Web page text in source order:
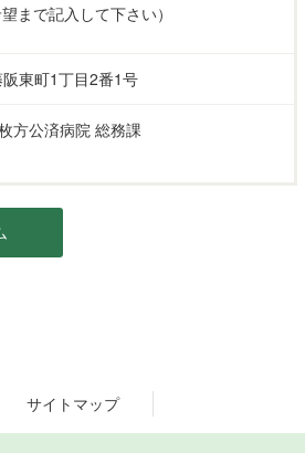
まで記入して下さい）
東町1丁目2番1号
方公済病院 総務課
サイトマップ